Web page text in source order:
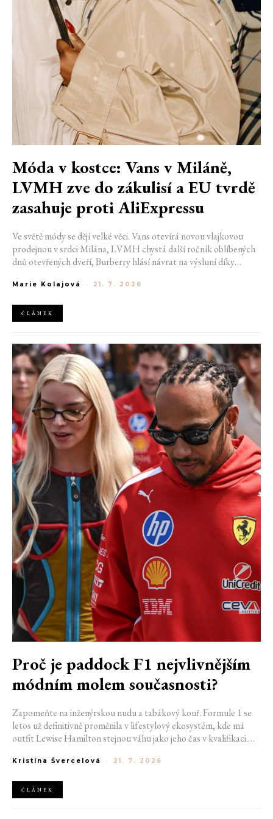
Móda v kostce: Vans v Miláně,
LVMH zve do zákulisí a EU tvrdě
zasahuje proti AliExpressu
Ve světě módy se dějí velké věci. Vans otevírá novou vlajkovou
prodejnou v srdci Milána, LVMH chystá další ročník oblíbených
dnů otevřených dveří, Burberry hlásí návrat na výsluní díky
AliExpress.
Marie Kolajová - 21. 7. 2026
ČLÁNEK
Proč je paddock F1 nejvlivnějším
módním molem současnosti?
Zapomeňte na inženýrskou nudu a tabákový kouř. Formule 1 se
letos už definitivně proměnila v lifestylový ekosystém, kde má
outfit Lewise Hamilton stejnou váhu jako jeho čas v kvalifikaci.
nové generace influencerů a fenoménu manželek a partnerek
ale příslušnost k nejrychlejší fashion komunitě světa. Jak se z
"Racing Core" stala uniforma ulice a proč nás drama v paddocku
Kristína Švercelová - 21. 7. 2026
ČLÁNEK